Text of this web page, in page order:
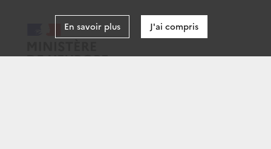
En savoir plus J'ai compris